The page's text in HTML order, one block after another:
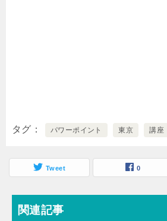
タグ パワーポイント 東京 講座
Tweet 0
関連記事